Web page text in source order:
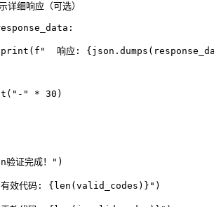
详细响应（可选）
print ( f "  响应: {
( "-" * 30 )
验证完成！" )
效代码: {len (valid_codes) } " )